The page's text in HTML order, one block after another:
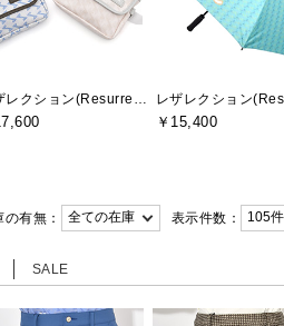
￥15,400
の有無： 表示件数：
SALE